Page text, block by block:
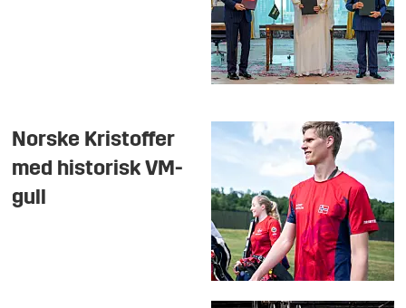
Norske Kristoffer
med historisk VM-
gull